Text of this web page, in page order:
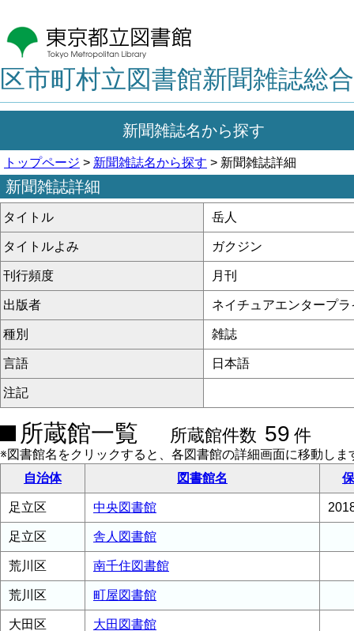
区市町村立図書館新聞雑誌総
新聞雑誌名から探す
トップページ > 新聞雑誌名から探す > 新聞雑誌詳細
新聞雑誌詳細
タイトル 岳人
タイトルよみ ガクジン
刊行頻度 月刊
出版者 ネイチュアエンタープラ
種別 雑誌
言語 日本語
注記
所蔵館一覧 所蔵館件数 59 件
※図書館名をクリックすると、各図書館の詳細画面に移動しま
自治体
図書館名
足立区 中央図書館
足立区 舎人図書館
荒川区 南千住図書館
荒川区 町屋図書館
大田区 大田図書館